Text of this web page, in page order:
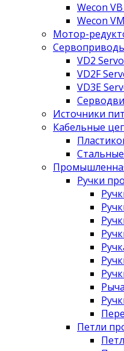
Wecon
Wecon
Мотор-
VD2 Servo
VD2F
VD3E
Источники
Кабельные
Ручки
Петли